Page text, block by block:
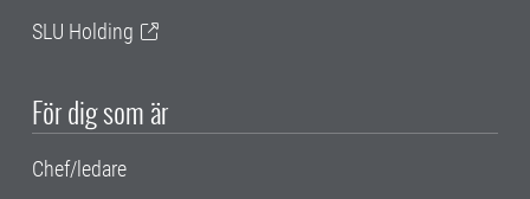
SLU Holding
För dig som är
Chef/ledare